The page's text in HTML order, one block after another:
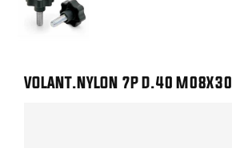
VOLANT.NYLON 7P D.40 M08X30